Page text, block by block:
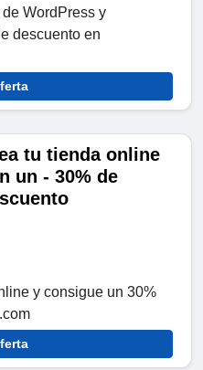
WordPress y
descuento en
tu tienda online
un - 30% de
y consigue un 30%